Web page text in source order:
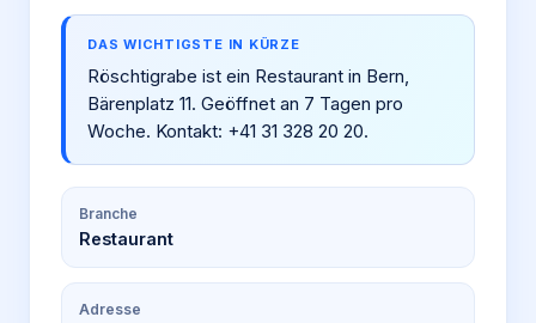
DAS WICHTIGSTE IN KÜRZE
Röschtigrabe ist ein Restaurant in Bern,
Bärenplatz 11. Geöffnet an 7 Tagen pro
Woche. Kontakt: +41 31 328 20 20.
Branche
Restaurant
Adresse